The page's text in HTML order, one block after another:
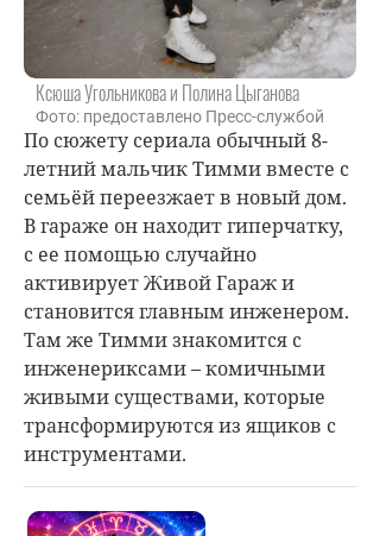
Ксюша Угольникова и Полина Цыганова
Фото: предоставлено Пресс-службой
По сюжету сериала обычный 8-
летний мальчик Тимми вместе с
семьёй переезжает в новый дом.
В гараже он находит гиперчатку,
с ее помощью случайно
активируетЖивой Гаражи
становится главным инженером.
Там же Тимми знакомится с
инженериксами – комичными
живыми существами, которые
трансформируются из ящиков с
инструментами.